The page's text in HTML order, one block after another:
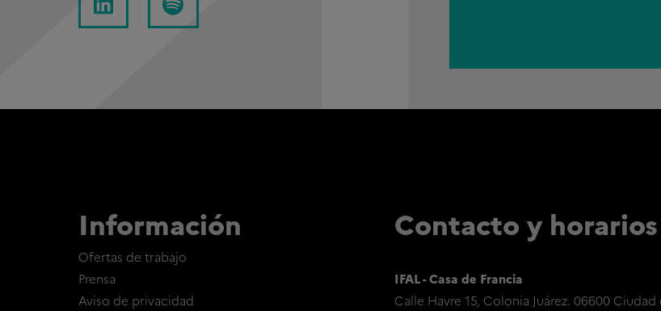
Información
Ofertas de trabajo
Prensa
Aviso de privacidad
Contacto y horarios
IFAL - Casa de Francia
Calle Havre 15, Colonia Juárez. 06600 Ciudad